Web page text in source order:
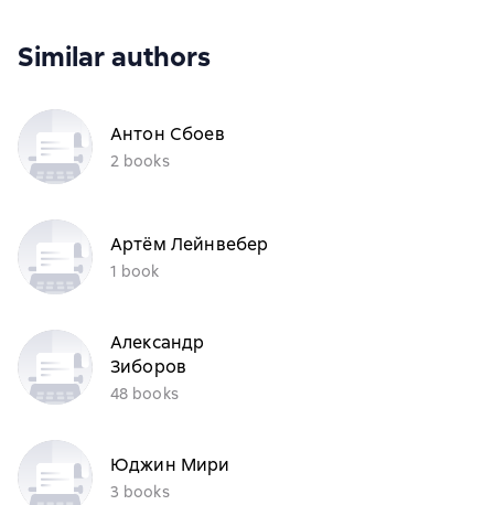
Similar authors
Антон Сбоев
2 books
Артём Лейнвебер
1 book
Александр
Зиборов
48 books
Юджин Мири
3 books